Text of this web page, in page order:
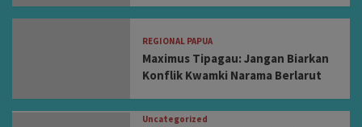
REGIONAL PAPUA
Maximus Tipagau: Jangan Biarkan
Konflik Kwamki Narama Berlarut
Uncategorized